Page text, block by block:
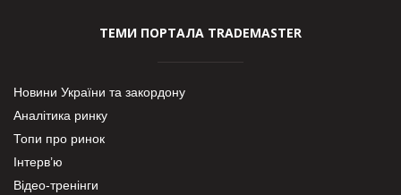
ТЕМИ ПОРТАЛА TRADEMASTER
Новини України та закордону
Аналітика ринку
Топи про ринок
Інтерв’ю
Відео-тренінги